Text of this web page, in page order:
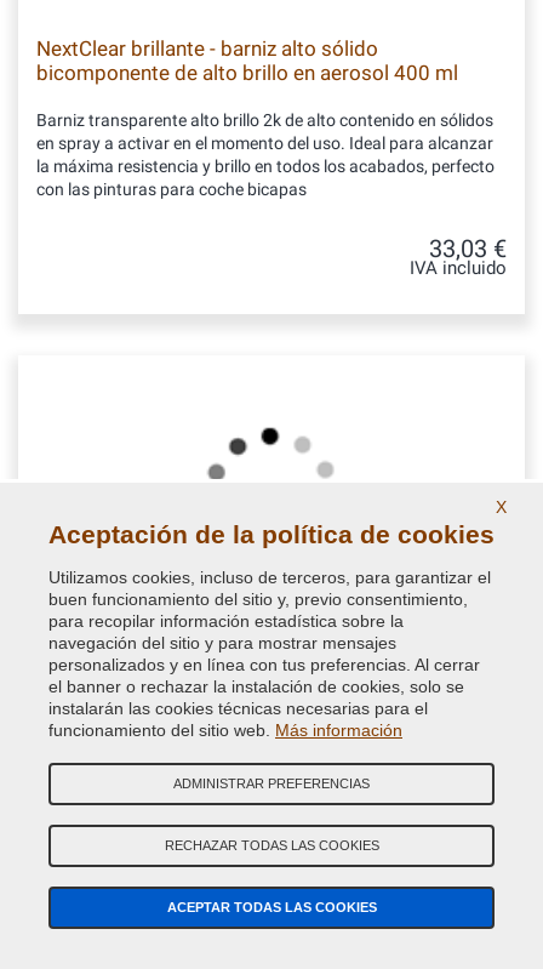
NextClear brillante - barniz alto sólido
bicomponente de alto brillo en aerosol 400 ml
Barniz transparente alto brillo 2k de alto contenido en sólidos
en spray a activar en el momento del uso. Ideal para alcanzar
la máxima resistencia y brillo en todos los acabados, perfecto
con las pinturas para coche bicapas
33,03 €
IVA incluido
Barniz Monocomponente con acabado Brillante en
spray para Carrocería
Barniz transparente Brillante 1k en aerosol. Monocomponente
con la máxima calidad, no amarillea en retoque para autos y
motos
IVA incluido
X
Aceptación de la política de cookies
Utilizamos cookies, incluso de terceros, para garantizar el
buen funcionamiento del sitio y, previo consentimiento,
para recopilar información estadística sobre la
navegación del sitio y para mostrar mensajes
personalizados y en línea con tus preferencias. Al cerrar
el banner o rechazar la instalación de cookies, solo se
instalarán las cookies técnicas necesarias para el
funcionamiento del sitio web. Más información
ADMINISTRAR PREFERENCIAS
RECHAZAR TODAS LAS COOKIES
ACEPTAR TODAS LAS COOKIES